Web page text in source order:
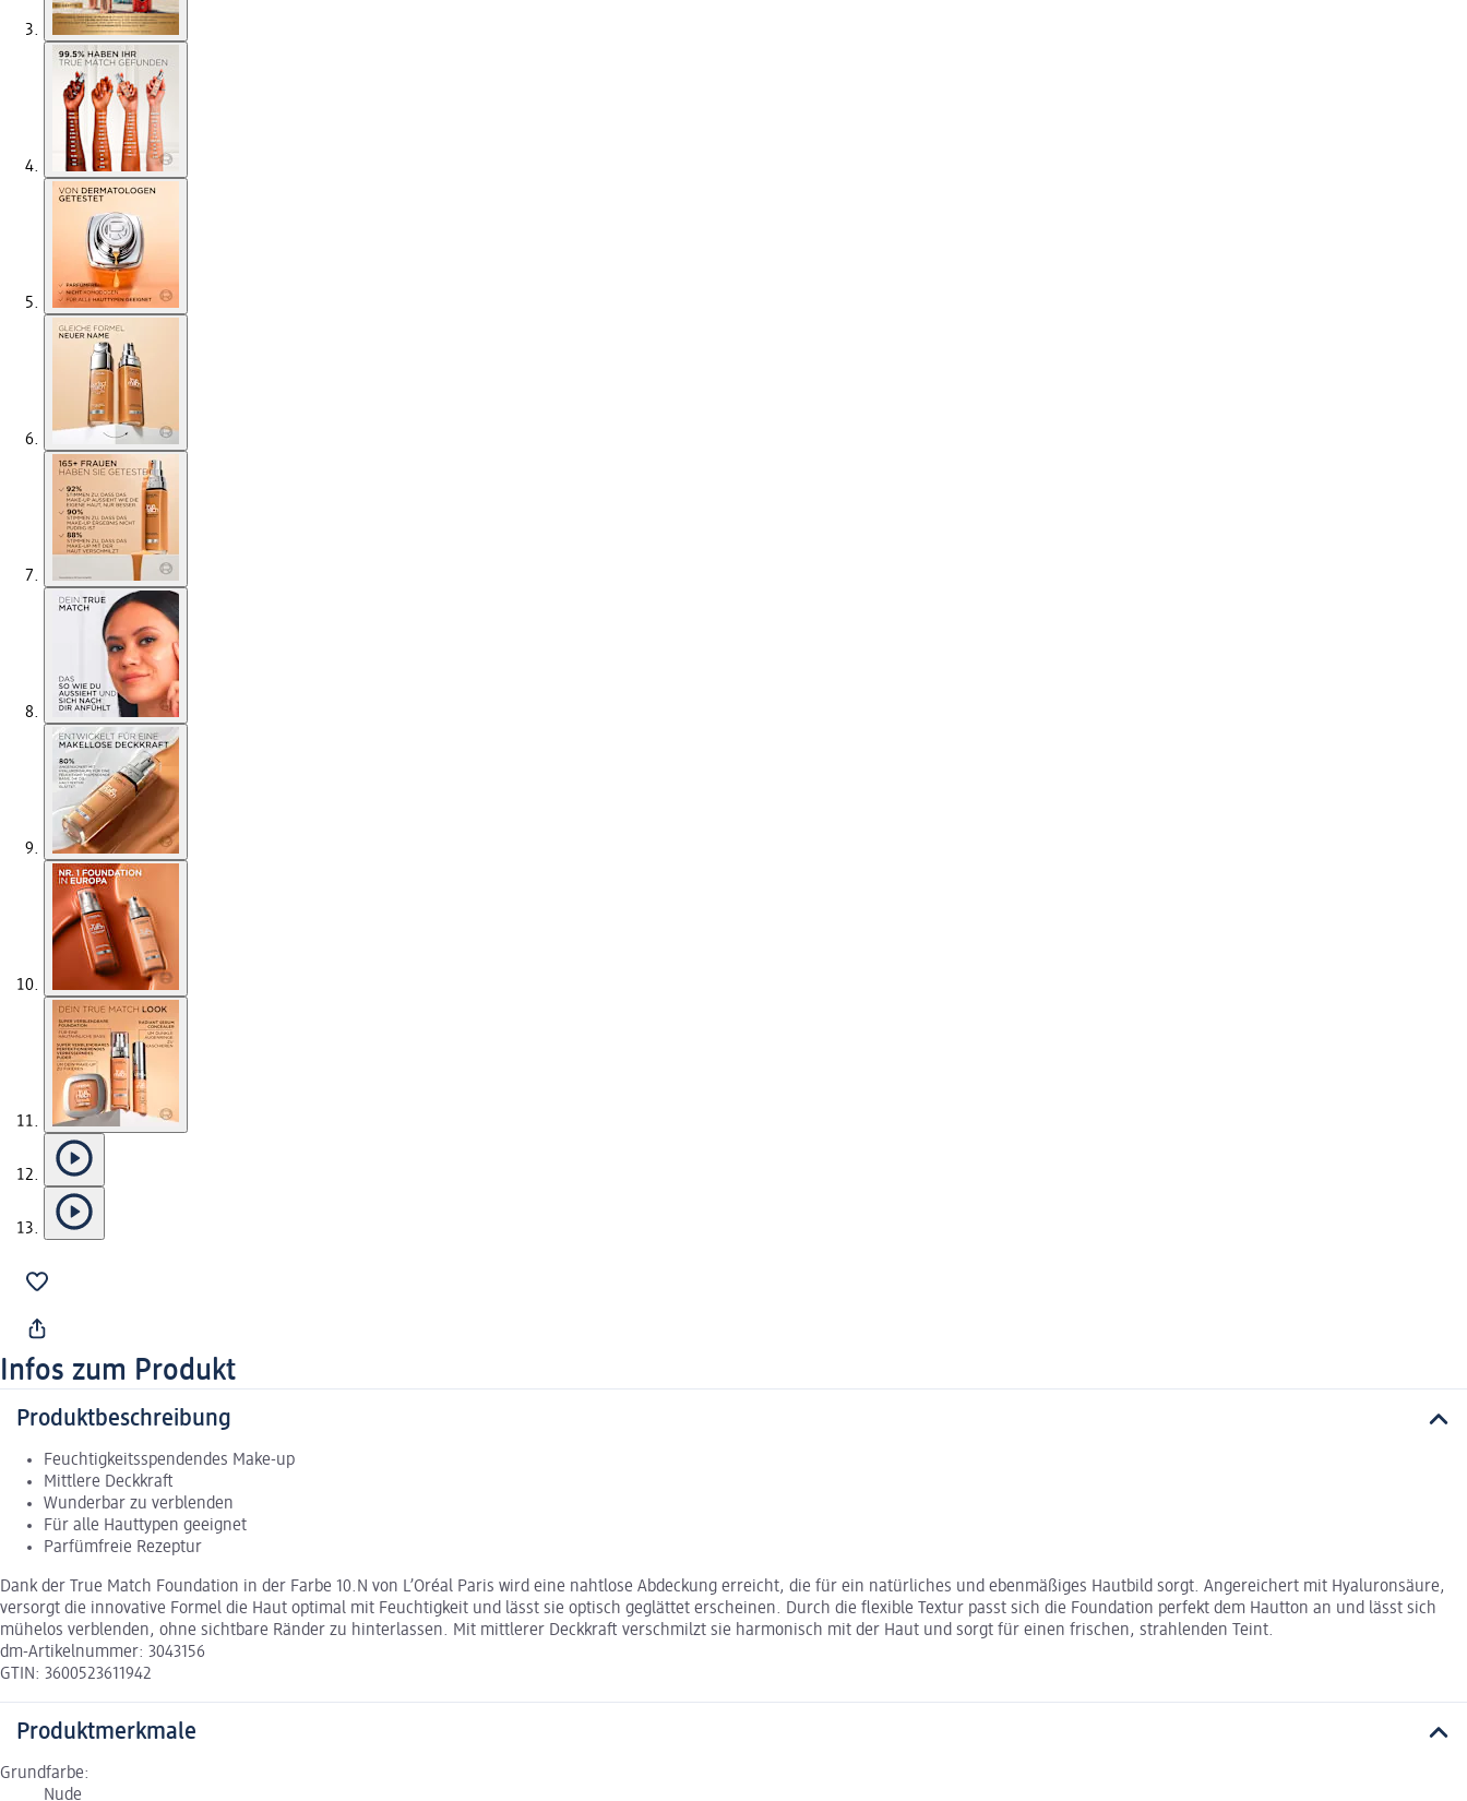
Infos zum Produkt
Produktbeschreibung
Feuchtigkeitsspendendes Make-up
Mittlere Deckkraft
Wunderbar zu verblenden
Für alle Hauttypen geeignet
Parfümfreie Rezeptur
Dank der True Match Foundation in der Farbe 10.N von L’Oréal Paris wird eine nahtlose Abdeckung erreicht, die für ein natürliches und ebenmäßiges Hautbild sorgt. Angereichert mit Hyaluronsäure,
versorgt die innovative Formel die Haut optimal mit Feuchtigkeit und lässt sie optisch geglättet erscheinen. Durch die flexible Textur passt sich die Foundation perfekt dem Hautton an und lässt sich
mühelos verblenden, ohne sichtbare Ränder zu hinterlassen. Mit mittlerer Deckkraft verschmilzt sie harmonisch mit der Haut und sorgt für einen frischen, strahlenden Teint.
dm-Artikelnummer: 3043156
GTIN: 3600523611942
Produktmerkmale
Grundfarbe:
Nude